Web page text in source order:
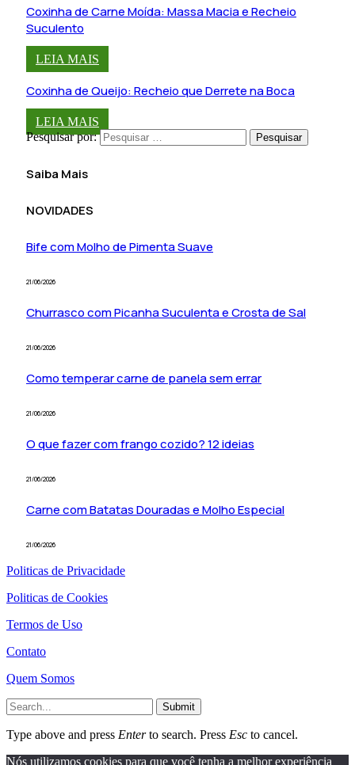
Coxinha de Carne Moída: Massa Macia e Recheio
Suculento
LEIA MAIS
Coxinha de Queijo: Recheio que Derrete na Boca
LEIA MAIS
Pesquisar por:
Saiba Mais
NOVIDADES
Bife com Molho de Pimenta Suave
21/06/2026
Churrasco com Picanha Suculenta e Crosta de Sal
21/06/2026
Como temperar carne de panela sem errar
21/06/2026
O que fazer com frango cozido? 12 ideias
21/06/2026
Carne com Batatas Douradas e Molho Especial
21/06/2026
Politicas de Privacidade
Politicas de Cookies
Termos de Uso
Contato
Quem Somos
Submit
Type above and press Enterto search. Press Esc to cancel.
Nós utilizamos cookies para que você tenha a melhor experiência